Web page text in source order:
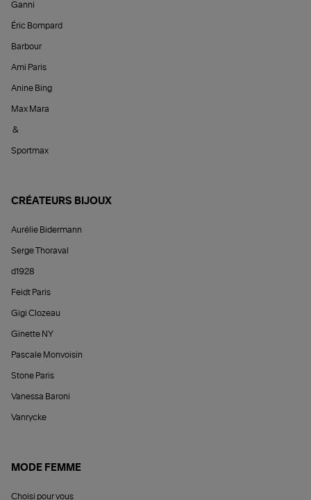
Ganni
Éric Bompard
Barbour
Ami Paris
Anine Bing
Max Mara
&
Sportmax
CRÉATEURS BIJOUX
Aurélie Bidermann
Serge Thoraval
d1928
Feidt Paris
Gigi Clozeau
Ginette NY
Pascale Monvoisin
Stone Paris
Vanessa Baroni
Vanrycke
MODE FEMME
Choisi pour vous